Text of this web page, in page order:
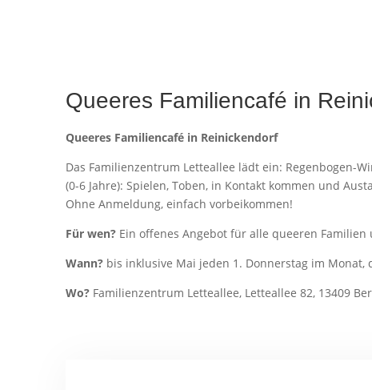
Queeres Familiencafé in
Queeres Familiencafé in Reinickendorf
Das Familienzentrum Letteallee lädt ein: Regenbogen-
(0-6 Jahre): Spielen, Toben, in Kontakt kommen und
Ohne Anmeldung, einfach vorbeikommen!
Für wen? Ein offenes Angebot für alle queeren
Wann?bis inklusive Mai jeden 1. Donnerstag im Monat,
Wo? Familienzentrum Letteallee, Letteallee 82, 13409